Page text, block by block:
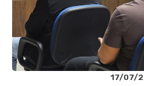
17/07/